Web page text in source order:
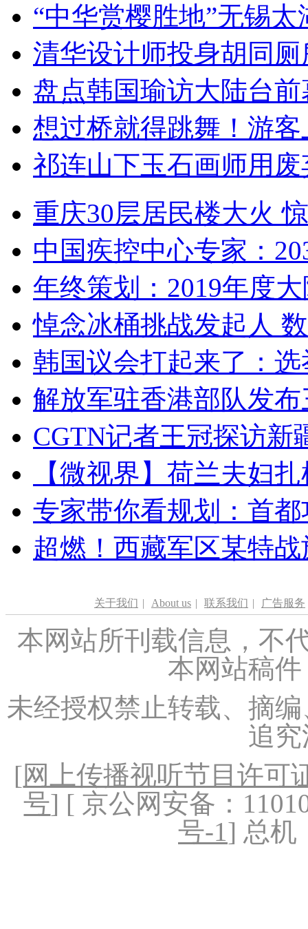
“中华赏樱胜地”无锡
清华设计师投身胡同
盘点韩国瑜访大陆台
想过桥就得跳舞！游客
祁连山下玉石画师用
重庆30层居民楼大火
中国疾控中心专家：
年终策划：2019年度
悼念冰桶挑战发起人
韩国议会打起来了：
解放军驻香港部队发
CGTN记者王冠探访新
【微视界】荷兰夫妇
专家带你看规划：首
超燃！西藏军区某特
关于我们 | About us | 联系我们 | 广告服务
本网站所刊载信息，不
本网站稿
未经授权禁止转载、摘
追
[网上传播视听节目许可
号] [ 京公网安备：
号-1] 总机